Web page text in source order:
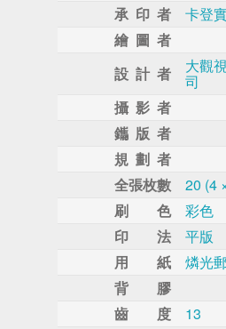
承 印 者
卡登
繪 圖 者
設 計 者
大觀
司
攝 影 者
鑴 版 者
規 劃 者
全張枚數
20 (4
刷 色
彩色
印 法
平版
用 紙
燐光
背 膠
齒 度
13